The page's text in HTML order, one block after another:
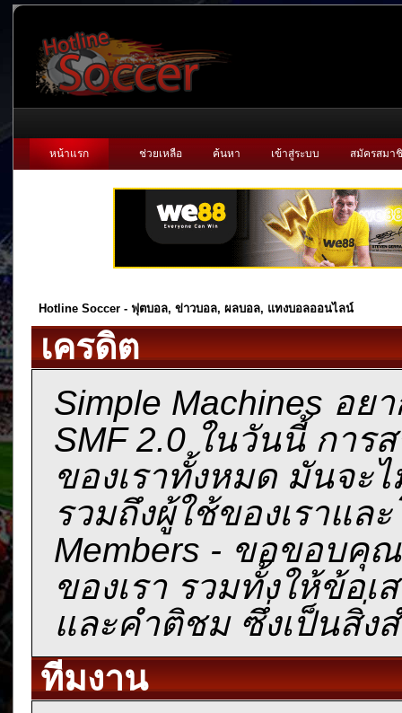
หน้าแรก ช่วยเหลือ ค้นหา เข้าสู่ระบบ สมัครสมา
Hotline Soccer - ฟุตบอล, ข่าวบอล, ผลบอล, แทงบอลออนไลน์
เครดิต
Simple Machines อ
SMF 2.0 ในวันนี้ การ
ของเราทั้งหมด มันจะ
รวมถึงผู้ใช้ของเราแล
Members - ขอขอบคุ
ของเรา รวมทั้งให้ข้อ
และคำติชม ซึ่งเป็นสิ่ง
ทีมงาน